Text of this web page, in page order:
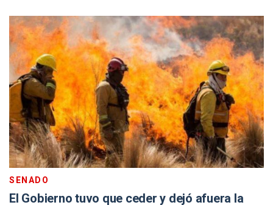
SENADO
El Gobierno tuvo que ceder y dejó afuera la